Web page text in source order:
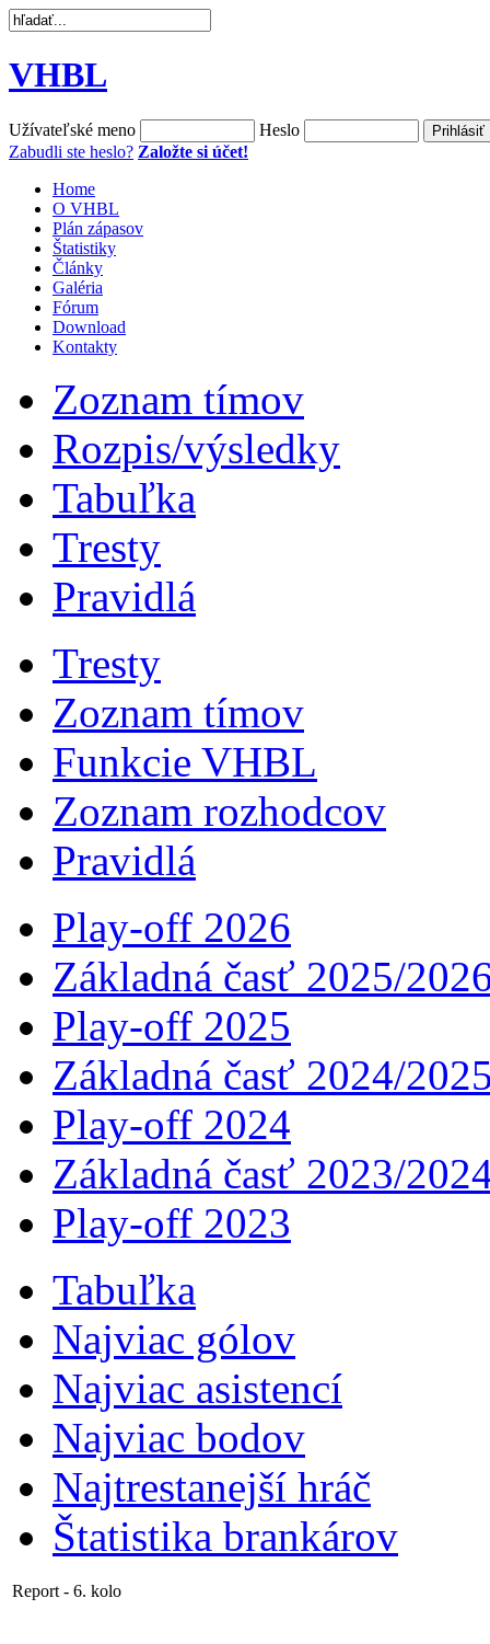
VHBL
Užívateľské meno
Heslo
Zabudli ste heslo? Založte si účet!
Home
O VHBL
Plán zápasov
Štatistiky
Články
Galéria
Fórum
Download
Kontakty
Zoznam tímov
Rozpis/výsledky
Tabuľka
Tresty
Pravidlá
Tresty
Zoznam tímov
Funkcie VHBL
Zoznam rozhodcov
Pravidlá
Play-off 2026
Základná časť 2025/
Play-off 2025
Základná časť 2024/
Play-off 2024
Základná časť 2023/
Play-off 2023
Tabuľka
Najviac gólov
Najviac asistencí­
Najviac bodov
Najtrestanejší hráč
Štatistika brankárov
Report - 6. kolo